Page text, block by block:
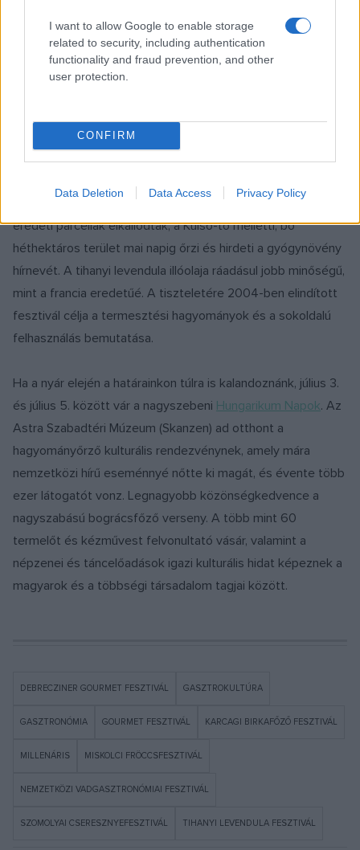
I want to allow Google to enable storage
related to security, including authentication
functionality and fraud prevention, and other
user protection.
CONFIRM
Data Deletion Data Access Privacy Policy
Levendulaillat és határon túli
magyar ízek
tihanyi levendula története a múlt század húszas éveire
nyúlik vissza, amikor Bittera Gyula francia tövekből
elválaszthatatlan a lilálló mezőktől: bár az idők során az
eredeti parcellák elkallódtak, a Külső-tó melletti, bő
héthektáros terület mai napig őrzi és hirdeti a gyógynövény
hírnevét. A tihanyi levendula illóolaja ráadásul jobb minőségű,
mint a francia eredetűé. A tiszteletére 2004-ben elindított
fesztivál célja a termesztési hagyományok és a sokoldalú
felhasználás bemutatása.
Ha a nyár elején a határainkon túlra is kalandoznánk, július 3.
és július 5. között vár a nagyszebeni Hungarikum Napok. Az
Astra Szabadtéri Múzeum (Skanzen) ad otthont a
hagyományőrző kulturális rendezvénynek, amely mára
nemzetközi hírű eseménnyé nőtte ki magát, és évente több
ezer látogatót vonz. Legnagyobb közönségkedvence a
nagyszabású bográcsfőző verseny. A több mint 60
termelőt és kézművest felvonultató vásár, valamint a
népzenei és táncelőadások igazi kulturális hidat képeznek a
magyarok és a többségi társadalom tagjai között.
DEBRECZINER GOURMET FESZTIVÁL GASZTROKULTÚRA
GASZTRONÓMIA GOURMET FESZTIVÁL KARCAGI BIRKAFŐZŐ FESZTIVÁL
MILLENÁRIS MISKOLCI FRÖCCSFESZTIVÁL
NEMZETKÖZI VADGASZTRONÓMIAI FESZTIVÁL
SZOMOLYAI CSERESZNYEFESZTIVÁL TIHANYI LEVENDULA FESZTIVÁL